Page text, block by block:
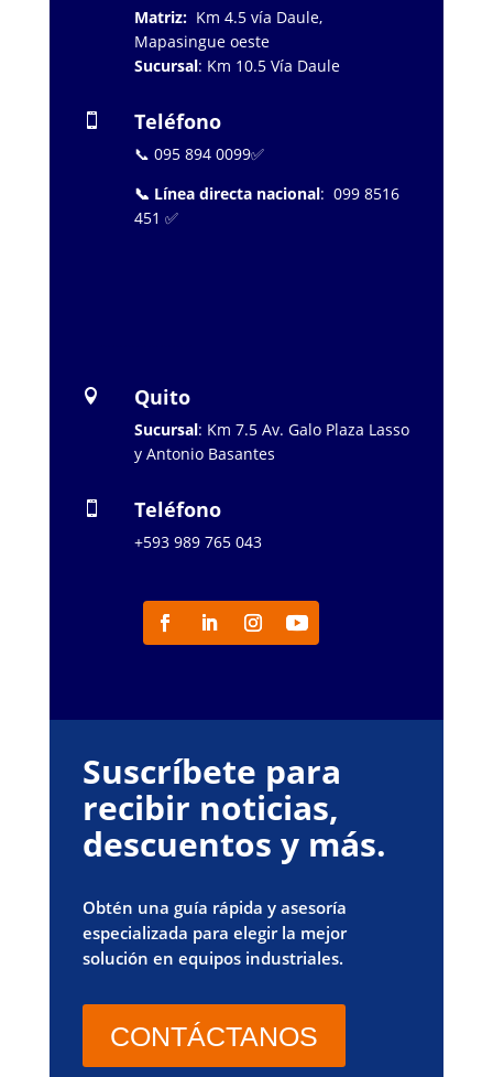
Matriz: Km 4.5 vía Daule,
Mapasingue oeste
Sucursal: Km 10.5 Vía Daule
 Teléfono
📞 095 894 0099✅
📞 Línea directa nacional: 099 8516
451 ✅
 Quito
Sucursal: Km 7.5 Av. Galo Plaza Lasso
y Antonio Basantes
 Teléfono
+593 989 765 043
Suscríbete para
recibir noticias,
descuentos y más.
Obtén una guía rápida y asesoría
especializada para elegir la mejor
solución en equipos industriales.
CONTÁCTANOS